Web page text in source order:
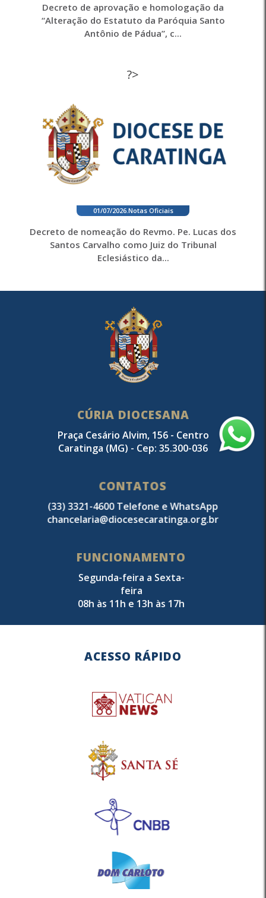
Decreto de aprovação e homologação da
“Alteração do Estatuto da Paróquia Santo
Antônio de Pádua”, c...
?>
01/07/2026. Notas Oficiais
Decreto de nomeação do Revmo. Pe. Lucas dos
Santos Carvalho como Juiz do Tribunal
Eclesiástico da...
CÚRIA DIOCESANA
Praça Cesário Alvim, 156 - Centro
Caratinga (MG) - Cep: 35.300-036
CONTATOS
(33) 3321-4600 Telefone e WhatsApp
chancelaria@diocesecaratinga.org.br
FUNCIONAMENTO
Segunda-feira a Sexta-
feira
08h às 11h e 13h às 17h
ACESSO RÁPIDO